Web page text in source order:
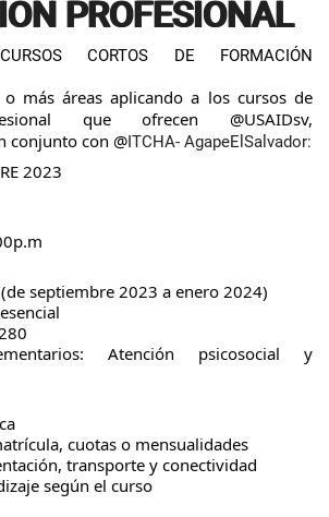
PROFESIONAL
CORTOS DE FORMACIÓN
o más áreas aplicando a los cursos de
que ofrecen @USAIDsv,
conjunto con @ITCHA- AgapeElSalvador:
2023
septiembre 2023 a enero 2024)
Atención psicosocial y
cuotas o mensualidades
transporte y conectividad
según el curso